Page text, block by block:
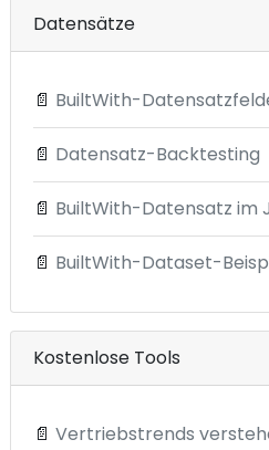
Datensätze
📄 BuiltWith-
📄 Datensatz-Backtesting
📄 BuiltWith-Datensatz im
📄 BuiltWith-Dataset-
Kostenlose Tools
📄 Vertriebstrends